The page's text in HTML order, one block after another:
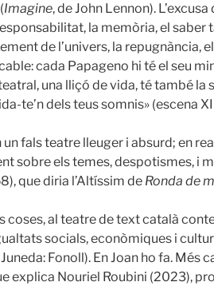
Imagine, de John Lennon).
la memòria, el saber
de l’univers, la
cada Papageno hi té el seu
una lliçó de vida, té també
te’n dels teus somnis» (escena
fals teatre lleuger i absurd; en
sobre els temes, despotismes, i
que diria l’Altíssim de Ronda de
coses, al teatre de text català
socials, econòmiques i
Juneda: Fonoll). En Joan ho fa. Més
explica Nouriel Roubini (2023),